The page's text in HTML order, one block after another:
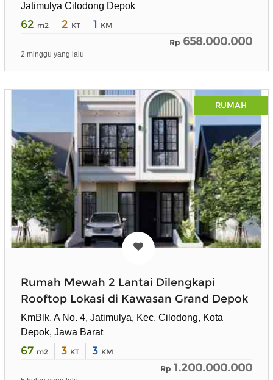
Jatimulya Cilodong Depok
62 m2 2 KT 1 KM
Rp 658.000.000
2 minggu yang lalu
RUMAH
Rumah Mewah 2 Lantai Dilengkapi
Rooftop Lokasi di Kawasan Grand Depok
KmBlk. A No. 4, Jatimulya, Kec. Cilodong, Kota
Depok, Jawa Barat
67 m2 3 KT 3 KM
Rp 1.200.000.000